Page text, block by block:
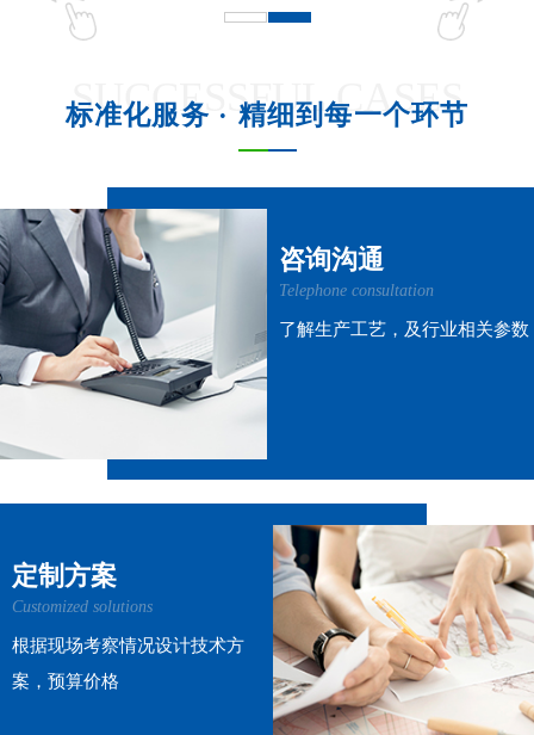
吊柜窗式款
SUCCESSFUL CASES
标准化服务 · 精细到每一个环节
咨询沟通
Telephone consultation
了解生产工艺，及行业相关参数
定制方案
Customized solutions
根据现场考察情况设计技术方
案，预算价格